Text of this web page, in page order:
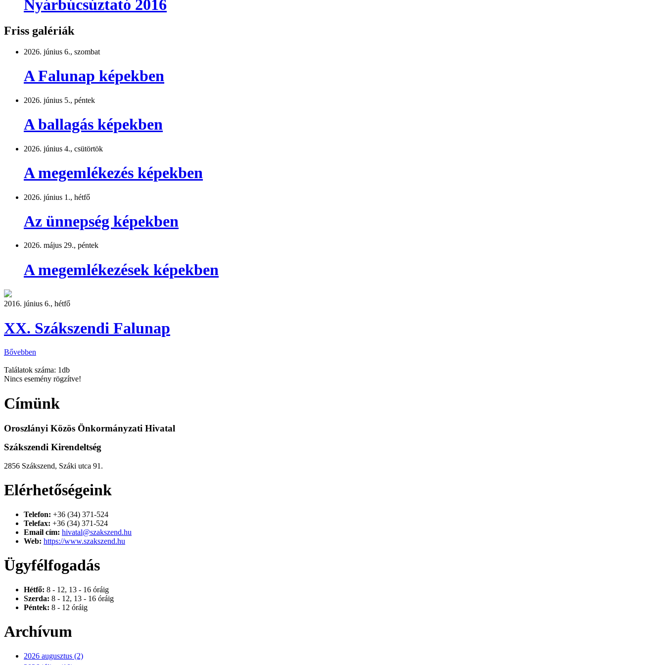
Nyárbúcsúztató 2016
Friss galériák
2026. június 6., szombat
A Falunap képekben
2026. június 5., péntek
A ballagás képekben
2026. június 4., csütörtök
A megemlékezés képekben
2026. június 1., hétfő
Az ünnepség képekben
2026. május 29., péntek
A megemlékezések képekben
2016. június 6., hétfő
XX. Szákszendi Falunap
Bővebben
Találatok száma: 1db
Nincs esemény rögzítve!
Címünk
Oroszlányi Közös Önkormányzati Hivatal
Szákszendi Kirendeltség
2856 Szákszend, Száki utca 91.
Elérhetőségeink
Telefon: +36 (34) 371-524
Telefax: +36 (34) 371-524
Email cím: hivatal@szakszend.hu
Web: https://www.szakszend.hu
Ügyfélfogadás
Hétfő: 8 - 12, 13 - 16 óráig
Szerda: 8 - 12, 13 - 16 óráig
Péntek: 8 - 12 óráig
Archívum
2026 augusztus (2)